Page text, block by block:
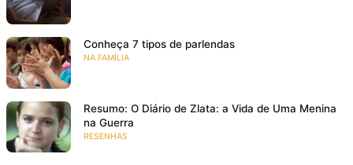
Conheça 7 tipos de parlendas
NA FAMÍLIA
Resumo: O Diário de Zlata: a Vida de Uma Menina
na Guerra
RESENHAS